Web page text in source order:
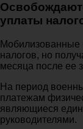
уплаты
Мобилизованные
налогов, но
месяца после ее
На период
платежам
являющиеся
руководителями.